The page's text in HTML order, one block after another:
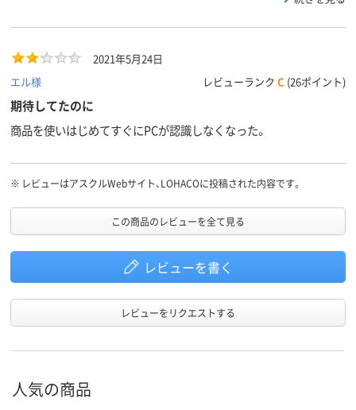
スチック素材との接着が良くないのかも？ボロボロです・・・
2021年5月24日
エル様
レビューランク C (26ポイント)
期待してたのに
商品を使いはじめてすぐにPCが認識しなくなった。
※ レビューはアスクルWebサイト、LOHACOに投稿された内容です。
この商品のレビューを全て見る
レビューを書く
レビューをリクエストする
人気の商品